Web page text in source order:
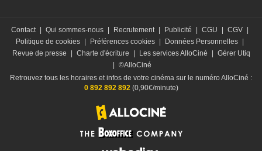
Contact Qui sommes-nous Recrutement Publicité CGU CGV
Politique de cookies
Préférences cookies Données Personnelles
Revue de presse
Charte d'écriture Les services AlloCiné
Gérer Utiq
©AlloCiné
Retrouvez tous les horaires et infos de votre cinéma sur le numéro AlloCiné :
0 892 892 892(0,90€/minute)